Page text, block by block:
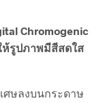
Chromogenic
ห้รูปภาพมีสีสดใส
ษลงบนกระดาษ